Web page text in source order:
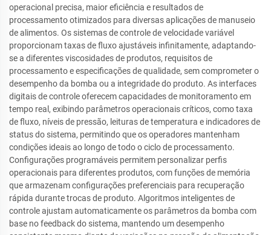
operacional precisa, maior eficiência e resultados de
processamento otimizados para diversas aplicações de manuseio
de alimentos. Os sistemas de controle de velocidade variável
proporcionam taxas de fluxo ajustáveis infinitamente, adaptando-
se a diferentes viscosidades de produtos, requisitos de
processamento e especificações de qualidade, sem comprometer o
desempenho da bomba ou a integridade do produto. As interfaces
digitais de controle oferecem capacidades de monitoramento em
tempo real, exibindo parâmetros operacionais críticos, como taxa
de fluxo, níveis de pressão, leituras de temperatura e indicadores de
status do sistema, permitindo que os operadores mantenham
condições ideais ao longo de todo o ciclo de processamento.
Configurações programáveis permitem personalizar perfis
operacionais para diferentes produtos, com funções de memória
que armazenam configurações preferenciais para recuperação
rápida durante trocas de produto. Algoritmos inteligentes de
controle ajustam automaticamente os parâmetros da bomba com
base no feedback do sistema, mantendo um desempenho